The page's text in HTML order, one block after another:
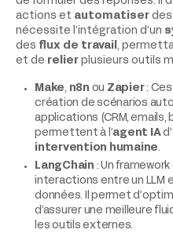
actions et automatiser
nécessite l’intégration d’un
des flux de travail ,
et de relier plusieurs outils
Make, n8n ou Zapier:
création de scénarios
applications (CRM, emails,
permettent à l’agent IA
intervention humaine.
LangChain : Un
interactions entre un LLM
données. Il permet
d’assurer une meilleure
les outils externes.